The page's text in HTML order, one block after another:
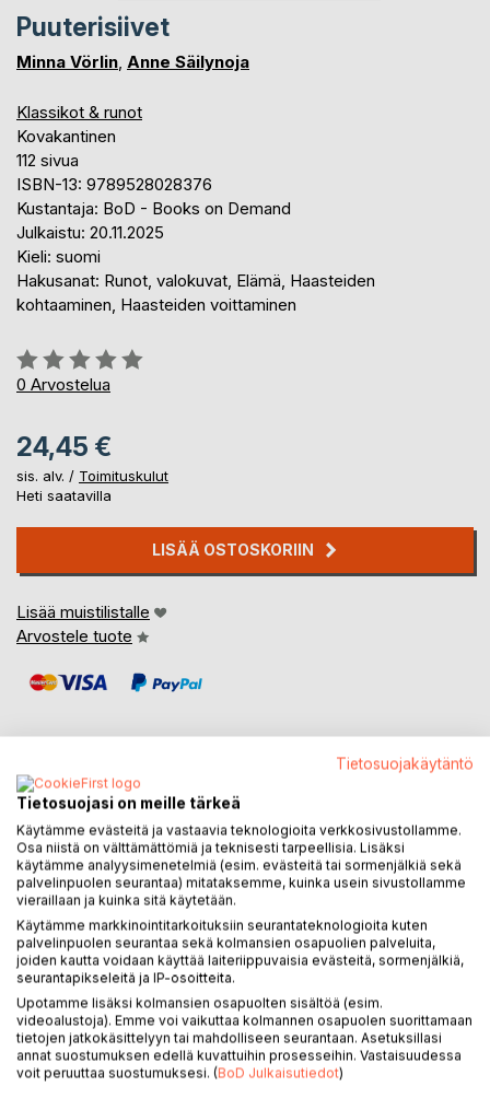
Puuterisiivet
Minna Vörlin, Anne Säilynoja
Klassikot & runot
Kovakantinen
112 sivua
ISBN-13: 9789528028376
Kustantaja: BoD - Books on Demand
Julkaistu: 20.11.2025
Kieli: suomi
Hakusanat: Runot, valokuvat, Elämä, Haasteiden
kohtaaminen, Haasteiden voittaminen
Arvostelu::
0%
0 Arvostelua
24,45 €
sis. alv. / Toimituskulut
Heti saatavilla
LISÄÄ OSTOSKORIIN
Lisää muistilistalle
Arvostele tuote
KUVAUS
Puuterisiivet näyttää tunnelmia elämästä runoin ja kuvin.
KIRJAILIJA
LEHDISTÖARVOSTELUT
LUKIJA-ARVOSTELUT
Tietosuojakäytäntö
Tietosuojasi on meille tärkeä
Käytämme evästeitä ja vastaavia teknologioita verkkosivustollamme.
Osa niistä on välttämättömiä ja teknisesti tarpeellisia. Lisäksi
käytämme analyysimenetelmiä (esim. evästeitä tai sormenjälkiä sekä
palvelinpuolen seurantaa) mitataksemme, kuinka usein sivustollamme
vieraillaan ja kuinka sitä käytetään.
Käytämme markkinointitarkoituksiin seurantateknologioita kuten
palvelinpuolen seurantaa sekä kolmansien osapuolien palveluita,
joiden kautta voidaan käyttää laiteriippuvaisia evästeitä, sormenjälkiä,
seurantapikseleitä ja IP-osoitteita.
Upotamme lisäksi kolmansien osapuolten sisältöä (esim.
videoalustoja). Emme voi vaikuttaa kolmannen osapuolen suorittamaan
tietojen jatkokäsittelyyn tai mahdolliseen seurantaan. Asetuksillasi
annat suostumuksen edellä kuvattuihin prosesseihin. Vastaisuudessa
voit peruuttaa suostumuksesi. (BoD Julkaisutiedot)